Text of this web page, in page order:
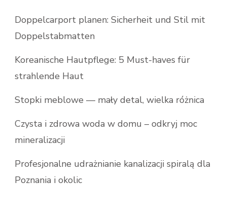
Doppelcarport planen: Sicherheit und Stil mit
Doppelstabmatten
Koreanische Hautpflege: 5 Must-haves für
strahlende Haut
Stopki meblowe — mały detal, wielka różnica
Czysta i zdrowa woda w domu – odkryj moc
mineralizacji
Profesjonalne udrażnianie kanalizacji spiralą dla
Poznania i okolic